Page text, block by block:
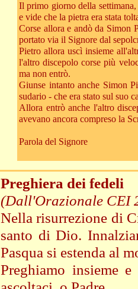
Il primo giorno della
e vide che la pietra era stata
Corse allora e andò da Simon
portato via il Signore dal
Pietro allora uscì insieme
l'altro discepolo corse più
ma non entrò.
Giunse intanto anche Simon
sudario - che era stato sul suo
Allora entrò anche l'altro
avevano ancora compreso la
Parola del Signore
Preghiera dei fedeli
(Dall'Orazionale CEI
Nella risurrezione di
santo di Dio.
Pasqua si estenda al
Preghiamo insieme